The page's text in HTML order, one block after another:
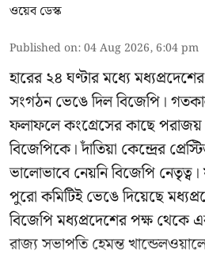
ওয়েব ডেস্ক
Published on:04 Aug 2026, 6:04 pm
হারের ২৪ ঘণ্টার মধ্যে
সংগঠন ভেঙে দিল বিজেপি।
ফলাফলে কংগ্রেসের কাছে পরাজয়
বিজেপিকে। দাঁতিয়া কেন্দ্রের
ভালোভাবে নেয়নি বিজেপি
পুরো কমিটিই ভেঙে দিয়েছে
বিজেপি মধ্যপ্রদেশের পক্ষ থেকে
রাজ্য সভাপতি হেমন্ত